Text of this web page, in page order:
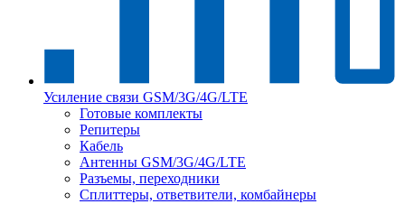
Усиление связи GSM/3G/4G/LTE
Готовые комплекты
Репитеры
Кабель
Антенны GSM/3G/4G/LTE
Разъемы, переходники
Сплиттеры, ответвители, комбайнеры